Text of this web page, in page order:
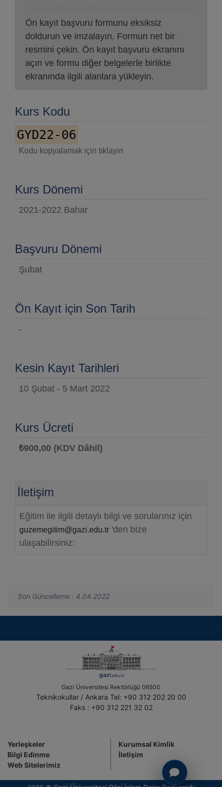
Ön kayıt başvuru formunu eksiksiz
doldurun ve imzalayın. Formun net bir
resmini çekin. Ön kayıt başvuru ekranını
açın ve formu diğer belgelerle birlikte
ekranında ilgili alanlara yükleyin.
Kurs Kodu
GYD22-06
Kodu kopyalamak için tıklayın
Kurs Dönemi
2021-2022 Bahar
Başvuru Dönemi
Şubat
Ön Kayıt için Son Tarih
-
Kesin Kayıt Tarihleri
10 Şubat - 5 Mart 2022
Kurs Ücreti
₺900,00 (KDV Dâhil)
İletişim
Eğitim ile ilgili detaylı bilgi ve sorularınız için
guzemegitim@gazi.edu.tr 'den bize
ulaşabilirsiniz:
Son Güncelleme : 4.04.2022
Gazi Üniversitesi Rektörlüğü 06500
Teknikokullar / Ankara Tel: +90 312 202 20 00
Faks : +90 312 221 32 02
Yerleşkeler
Bilgi Edinme
Web Sitelerimiz
Kurumsal Kimlik
İletişim